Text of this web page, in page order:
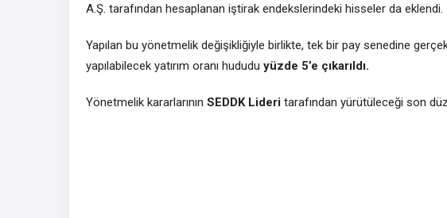
A.Ş. tarafından hesaplanan iştirak endekslerindeki hisseler da eklendi.
Yapılan bu yönetmelik değişikliğiyle birlikte, tek bir pay senedine
yapılabilecek yatırım oranı hududu yüzde 5’e çıkarıldı.
Yönetmelik kararlarının SEDDK Lideri tarafından yürütüleceği son